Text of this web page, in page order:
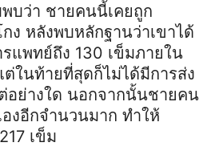
บว่า ชายคนนี้เคยถูก
ง หลังพบหลักฐานว่าเขาได้
แพทย์ถึง 130 เข็มภายใน
ต่ในท้ายที่สุดก็ไม่ได้มีการส่ง
อย่างใด นอกจากนั้นชายคน
งอีกจำนวนมาก ทำให้
เข็ม